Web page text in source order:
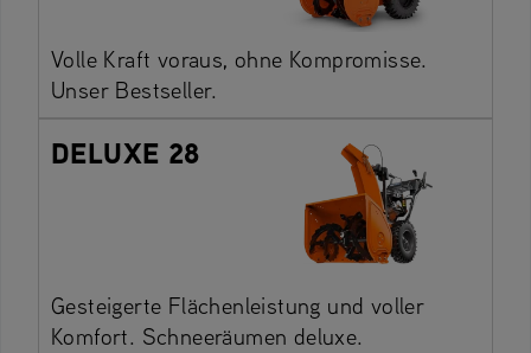
Volle Kraft voraus, ohne Kompromisse.
Unser Bestseller.
DELUXE 28
Gesteigerte Flächenleistung und voller
Komfort. Schneeräumen deluxe.